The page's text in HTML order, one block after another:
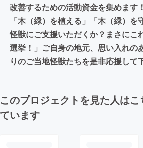
改善するための活動資金を集めます
「木（緑）を植える」「木（緑）を
怪獣にご支援いただくか？まさにこ
選挙！」ご自身の地元、思い入れの
りのご当地怪獣たちを是非応援して
このプロジェクトを見た人は
ています